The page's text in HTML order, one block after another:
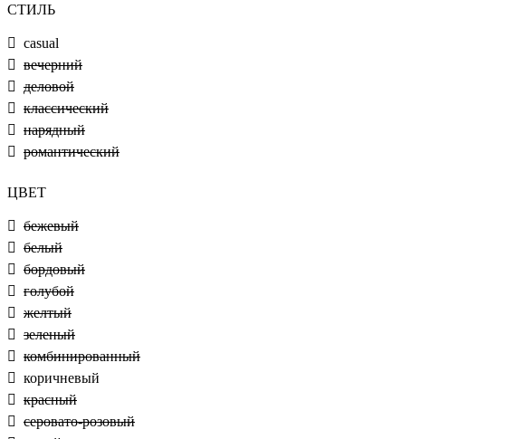
СТИЛЬ
casual
вечерний
деловой
классический
нарядный
романтический
ЦВЕТ
бежевый
белый
бордовый
голубой
желтый
зеленый
комбинированный
коричневый
красный
серовато-розовый